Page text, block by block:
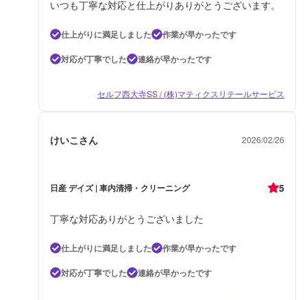
いつも丁寧な対応と仕上がりありがとうございます。
仕上がりに満足しました
作業が早かったです
対応が丁寧でした
連絡が早かったです
セルフ西大寺SS / (株)マティクスリテールサービス
けいこさん 2026/02/26
日産 デイズ | 車内清掃・クリーニング 5
丁寧な対応ありがとうございました
仕上がりに満足しました
作業が早かったです
対応が丁寧でした
連絡が早かったです